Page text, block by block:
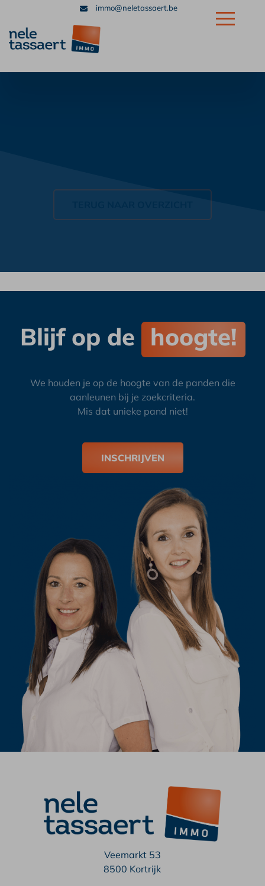
immo@neletassaert.be
Blijf op de hoogte!
We houden je op de hoogte van de panden die
aanleunen bij je zoekcriteria.
Mis dat unieke pand niet!
INSCHRIJVEN
Veemarkt 53
8500 Kortrijk